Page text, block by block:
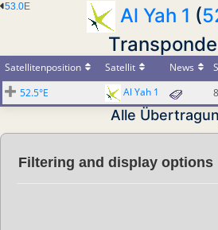
53.0E Al Yah 1 (
Satellitenposition Satellit News
52.5°E
Al Yah 1
Alle
Filtering and display options